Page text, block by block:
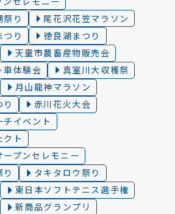
祭り
尾花沢花笠マラソン
つり
徳良湖まつり
天童市農畜産物販売会
車体験会
真室川大収穫祭
月山龍神マラソン
赤川花火大会
イベント
ト
プンセレモニー
タキタロウ祭り
東日本ソフトテニス選手権
新商品グランプリ